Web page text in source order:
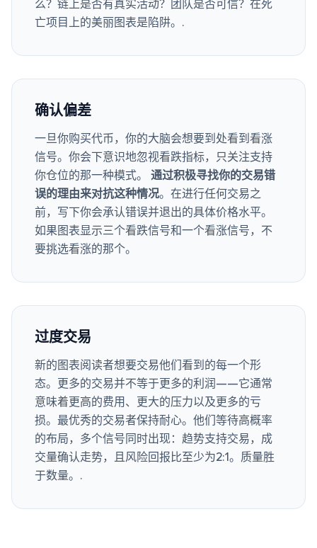
么？链上是否有真实活动？团队是否可信？在死
亡项目上的美丽图表是陷阱。.
确认偏差
一旦你购买代币，你的大脑会想要到处看到看涨
信号。你会下意识地忽视看跌指标，只关注支持
你仓位的那一种模式。 通过积极寻找你的交易错
误的理由来对抗这种情况。在进行任何交易之
前，写下你会承认错误并退出的具体价格水平。
如果图表显示三个看跌信号和一个看涨信号，不
要挑选看涨的那个。
过度交易
新的图表阅读者想要交易他们看到的每一个形
态。更多的交易并不等于更多的利润——它通常
意味着更高的费用、更大的压力以及更多的亏
损。最优秀的交易者保持耐心。他们等待高概率
的布局，多个信号同时出现：趋势支持交易，成
交量确认走势，且风险回报比至少为2:1。质量胜
于数量。.